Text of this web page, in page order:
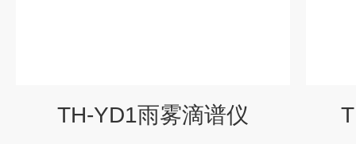
TH-YD1雨雾滴谱仪